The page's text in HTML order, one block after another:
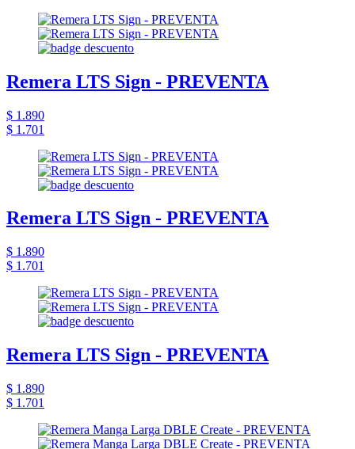
Remera LTS Sign - PREVENTA
$ 1.890
$ 1.701
Remera LTS Sign - PREVENTA
$ 1.890
$ 1.701
Remera LTS Sign - PREVENTA
$ 1.890
$ 1.701